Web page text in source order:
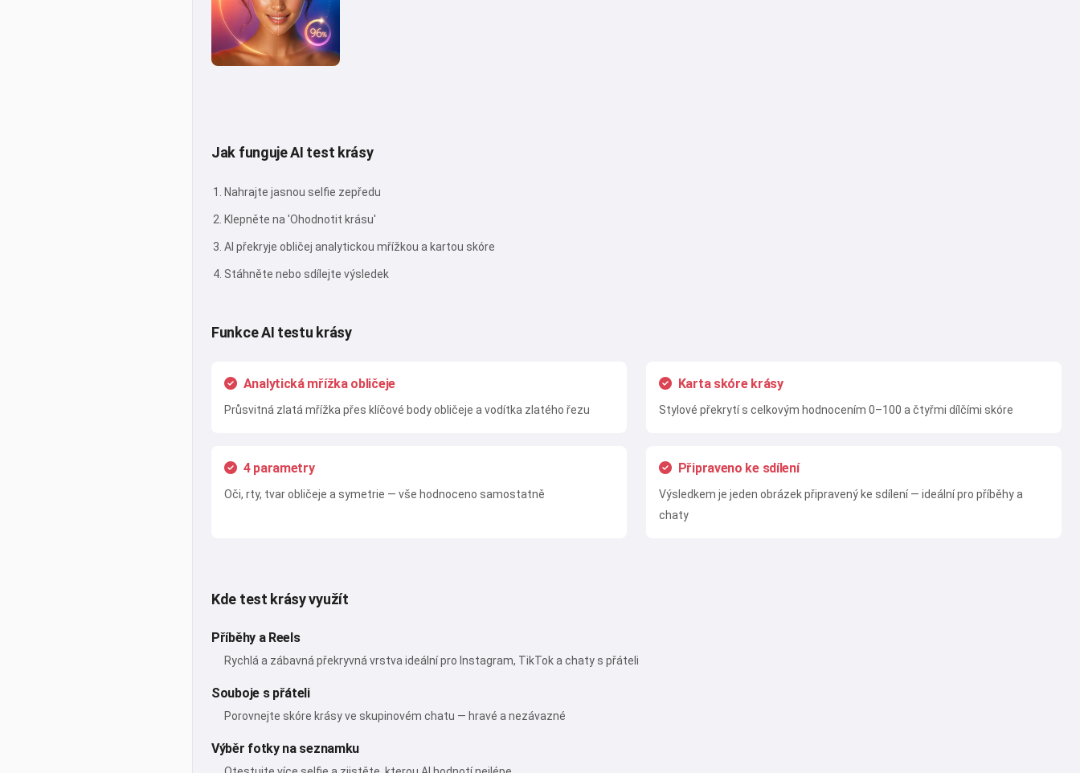
Jak funguje AI test krásy
Nahrajte jasnou selfie zepředu
Klepněte na 'Ohodnotit krásu'
AI překryje obličej analytickou mřížkou a kartou skóre
Stáhněte nebo sdílejte výsledek
Funkce AI testu krásy
Analytická mřížka obličeje
Průsvitná zlatá mřížka přes klíčové body obličeje a vodítka zlatého řezu
Karta skóre krásy
Stylové překrytí s celkovým hodnocením 0–100 a čtyřmi dílčími skóre
4 parametry
Oči, rty, tvar obličeje a symetrie — vše hodnoceno samostatně
Připraveno ke sdílení
Výsledkem je jeden obrázek připravený ke sdílení — ideální pro příběhy a
chaty
Kde test krásy využít
Příběhy a Reels
Rychlá a zábavná překryvná vrstva ideální pro Instagram, TikTok a chaty s přáteli
Souboje s přáteli
Porovnejte skóre krásy ve skupinovém chatu — hravé a nezávazné
Výběr fotky na seznamku